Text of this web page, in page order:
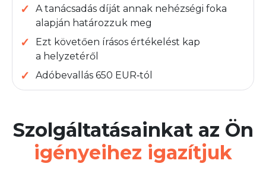
A tanácsadás díját annak nehézségi foka
alapján határozzuk meg
Ezt követően írásos értékelést kap
a helyzetéről
Adóbevallás 650 EUR‑tól
Szolgáltatásainkat az Ön
igényeihez igazítjuk